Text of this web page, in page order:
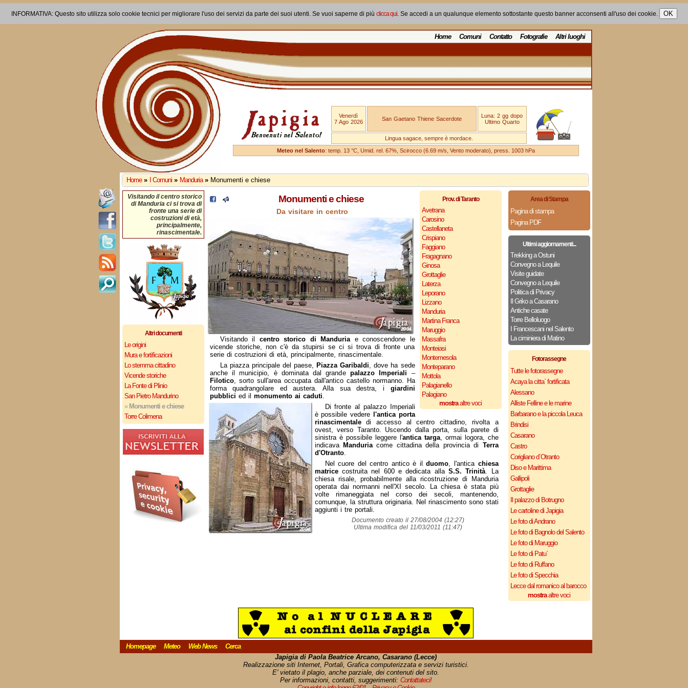
INFORMATIVA: Questo sito utilizza solo cookie tecnici per migliorare l'uso dei servizi da parte dei suoi utenti. Se vuoi saperne di più clicca qui. Se accedi a un qualunque elemento sottostante questo banner acconsenti all'uso dei cookie.
Home Comuni Contatto Fotografie Altri luoghi
Venerdì
7 Ago 2026
San Gaetano Thiene Sacerdote
Luna: 2 gg dopo
Ultimo Quarto
Lingua sagace, sempre è mordace.
Meteo nel Salento: temp. 13 °C, Umid. rel. 67%, Scirocco (6.69 m/s, Vento moderato), press. 1003 hPa
Home » I Comuni » Manduria » Monumenti e chiese
Visitando il centro storico
di Manduria ci si trova di
fronte una serie di
costruzioni di età,
principalmente,
rinascimentale.
Altri documenti
Le origini
Mura e fortificazioni
Lo stemma cittadino
Vicende storiche
La Fonte di Plinio
San Pietro Mandurino
» Monumenti e chiese
Torre Colimena
Prov. di Taranto
Avetrana
Carosino
Castellaneta
Crispiano
Faggiano
Fragagnano
Ginosa
Grottaglie
Laterza
Leporano
Lizzano
Manduria
Martina Franca
Maruggio
Massafra
Monteiasi
Montemesola
Monteparano
Mottola
Palagianello
Palagiano
mostraaltre voci
Monumenti e chiese
Da visitare in centro
Visitando il centro storico di Manduriae conoscendone le
vicende storiche, non c'è da stupirsi se ci si trova di fronte una
serie di costruzioni di età, principalmente, rinascimentale.
La piazza principale del paese, Piazza Garibaldi, dove ha sede
anche il municipio, è dominata dal grande palazzo Imperiali –
Filotico, sorto sull'area occupata dall'antico castello normanno. Ha
forma quadrangolare ed austera. Alla sua destra, i giardini
pubblici ed il monumento ai caduti.
Di fronte al palazzo Imperiali
è possibile vedere
l'antica porta
rinascimentaledi accesso al centro cittadino, rivolta a
ovest, verso Taranto. Uscendo dalla porta, sulla parete di
sinistra è possibile leggere l'antica targa, ormai logora, che
indicava Manduriacome cittadina della provincia di Terra
d'Otranto.
Nel cuore del centro antico è ilduomo, l'antica chiesa
matricecostruita nel 600 e dedicata alla S.S. Trinità. La
chiesa risale, probabilmente alla ricostruzione di Manduria
operata dai normanni nell'XI secolo. La chiesa è stata più
volte rimaneggiata nel corso dei secoli, mantenendo,
comunque, la struttura originaria. Nel rinascimento sono stati
aggiunti i tre portali.
Documento creato il 27/08/2004 (12:27)
Ultima modifica del 11/03/2011 (11:47)
Area di Stampa
Pagina di stampa
Pagina PDF
Ultimi aggiornamenti...
Trekking a Ostuni
Convegno a Lequile
Visite guidate
Convegno a Lequile
Politica di Privacy
Il Griko a Casarano
Antiche casate
Torre Belloluogo
I Francescani nel Salento
La ciminiera di Matino
Fotorassegne
Tutte le fotorassegne
Acaya la citta` fortificata
Alessano
Alliste Felline e le marine
Barbarano e la piccola Leuca
Brindisi
Casarano
Castro
Corigliano d`Otranto
Diso e Marittima
Gallipoli
Grottaglie
Il palazzo di Botrugno
Le cartoline di Japigia
Le foto di Andrano
Le foto di Bagnolo del Salento
Le foto di Maruggio
Le foto di Patu`
Le foto di Ruffano
Le foto di Specchia
Lecce dal romanico al barocco
mostraaltre voci
Homepage Meteo Web News
Cerca
Japigia di Paola Beatrice Arcano, Casarano (Lecce)
Realizzazione siti Internet, Portali, Grafica computerizzata e servizi turistici.
E' vietato il plagio, anche parziale, dei contenuti del sito.
Per informazioni, contatti, suggerimenti: Contattateci!